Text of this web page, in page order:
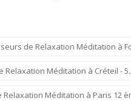
de Relaxation Méditation à
Relaxation Méditation à Créteil -
Méditation à Paris 12